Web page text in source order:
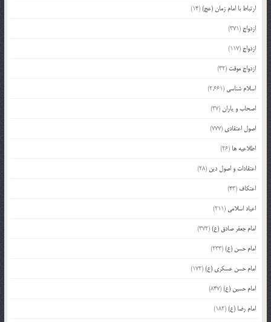
ارتباط با امام زمان (عج)(14)
ازدواج (371)
ازدواج (117)
ازدواج موقت (32)
اسلام شناسی (2,661)
اصحاب و یاران(37)
اصول اعتقادی (777)
اطلاعیه ها (26)
اعتقادات و اصول دین (28)
اعتکاف (43)
اعیاد اسلامی (211)
امام جعفر صادق (ع)(372)
امام حسن (ع)(233)
امام حسن عسکری (ع)(172)
امام حسین (ع)(847)
امام رضا (ع)(182)